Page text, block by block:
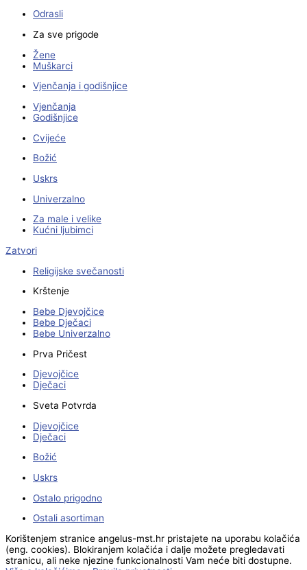
Odrasli
Za sve prigode
Žene
Muškarci
Vjenčanja i godišnjice
Vjenčanja
Godišnjice
Cvijeće
Božić
Uskrs
Univerzalno
Za male i velike
Kućni ljubimci
Zatvori
Religijske svečanosti
Krštenje
Bebe Djevojčice
Bebe Dječaci
Bebe Univerzalno
Prva Pričest
Djevojčice
Dječaci
Sveta Potvrda
Djevojčice
Dječaci
Božić
Uskrs
Ostalo prigodno
Ostali asortiman
Korištenjem stranice angelus-mst.hr pristajete na uporabu kolačića
(eng. cookies). Blokiranjem kolačića i dalje možete pregledavati
stranicu, ali neke njezine funkcionalnosti Vam neće biti dostupne.